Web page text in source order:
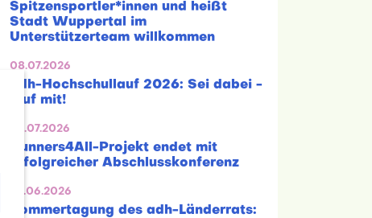
Spitzensportler*innen und heißt
Stadt Wuppertal im
Unterstützerteam willkommen
08.07.2026
adh-Hochschullauf 2026: Sei dabei -
lauf mit!
03.07.2026
Runners4All-Projekt endet mit
erfolgreicher Abschlusskonferenz
25.06.2026
Sommertagung des adh-Länderrats: